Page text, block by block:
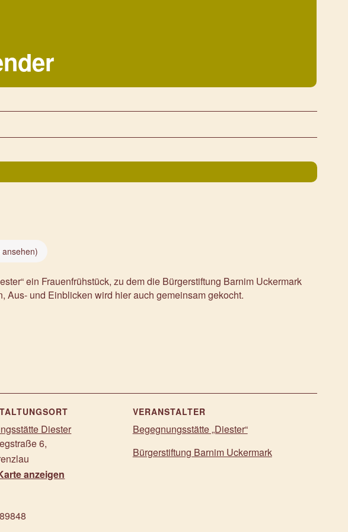
ansehen)
ein Frauenfrühstück, zu dem die Bürgerstiftung Barnim Uckermark
und Einblicken wird hier auch gemeinsam gekocht.
Diester
6,
anzeigen
VERANSTALTER
Begegnungsstätte „Diester“
Bürgerstiftung Barnim Uckermark